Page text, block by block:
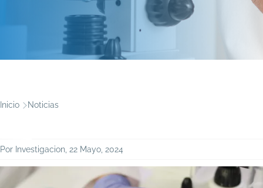
Ruta
navegación
Inicio Noticias
Por Investigacion , 22 Mayo, 2024